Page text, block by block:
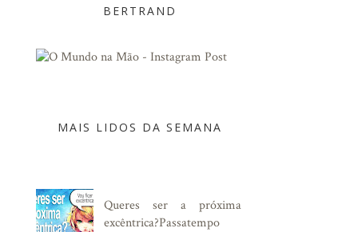
BERTRAND
MAIS LIDOS DA SEMANA
Queres ser a próxima
excêntrica?Passatempo